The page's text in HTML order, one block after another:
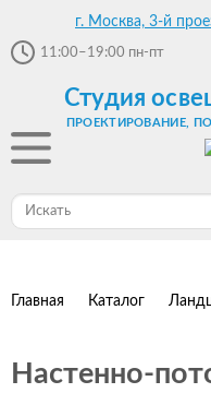
г. Москва, 3-й
11:00–19:00 пн-пт
Студия
ПРОЕКТИРОВАНИЕ,
Главная Каталог
Настенно-